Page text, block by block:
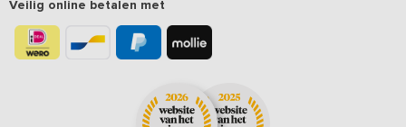
Veilig online betalen met